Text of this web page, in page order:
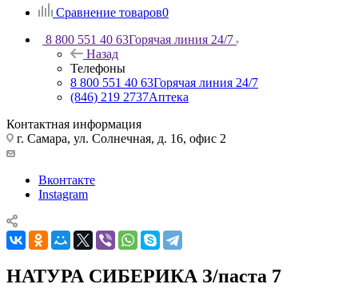
Сравнение товаров0
8 800 551 40 63Горячая линия 24/7
Назад
Телефоны
8 800 551 40 63Горячая линия 24/7
(846) 219 2737Аптека
Контактная информация
г. Самара, ул. Солнечная, д. 16, офис 2
Вконтакте
Instagram
НАТУРА СИБЕРИКА З/паста 7